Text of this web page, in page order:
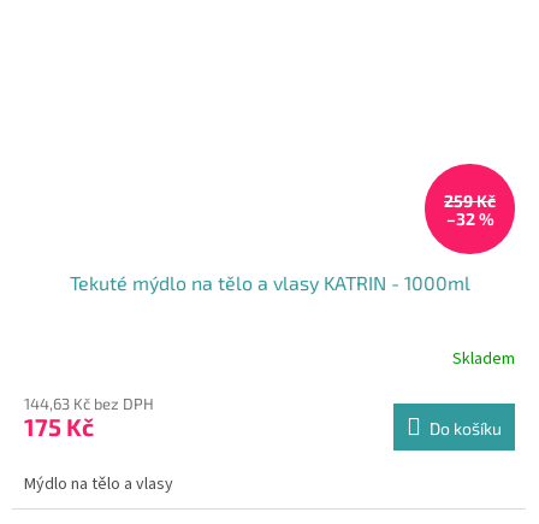
259 Kč
–32 %
Tekuté mýdlo na tělo a vlasy KATRIN - 1000ml
Skladem
144,63 Kč bez DPH
175 Kč Do košíku
Mýdlo na tělo a vlasy